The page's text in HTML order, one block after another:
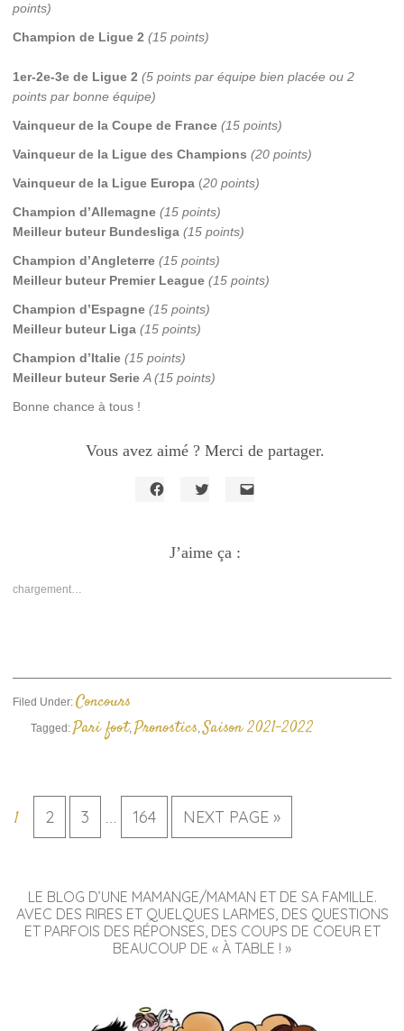
points)
Champion de Ligue 2 (15 points)
1er-2e-3e de Ligue 2 (5 points par équipe bien placée ou 2
points par bonne équipe)
Vainqueur de la Coupe de France (15 points)
Vainqueur de la Ligue des Champions (20 points)
Vainqueur de la Ligue Europa (20 points)
Champion d’Allemagne (15 points)
Meilleur buteur Bundesliga (15 points)
Champion d’Angleterre (15 points)
Meilleur buteur Premier League (15 points)
Champion d’Espagne (15 points)
Meilleur buteur Liga (15 points)
Champion d’Italie (15 points)
Meilleur buteur Serie A (15 points)
Bonne chance à tous !
Vous avez aimé ? Merci de partager.
Facebook(ouvre
dans
Twitter(ouvre
dans
J’aime ça :
chargement…
Filed Under:Concours
Tagged:Pari foot,Pronostics,Saison 2021-2022
1 2 3 164 NEXT PAGE »
LE BLOG D’UNE MAMANGE/MAMAN ET DE SA FAMILLE.
AVEC DES RIRES ET QUELQUES LARMES, DES QUESTIONS
ET PARFOIS DES RÉPONSES, DES COUPS DE COEUR ET
BEAUCOUP DE « À TABLE ! »